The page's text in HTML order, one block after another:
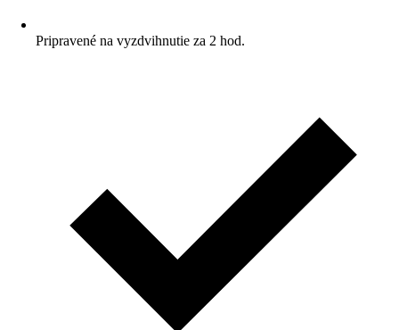
Pripravené na vyzdvihnutie za 2 hod.